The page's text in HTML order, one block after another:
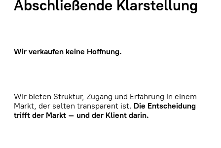
Abschließende Klarstellung
Wir verkaufen keine Hoffnung.
Wir bieten Struktur, Zugang und Erfahrung in einem
Markt, der selten transparent ist. Die Entscheidung
trifft der Markt – und der Klient darin.